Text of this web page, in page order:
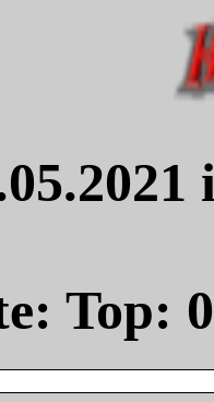
Top: 0